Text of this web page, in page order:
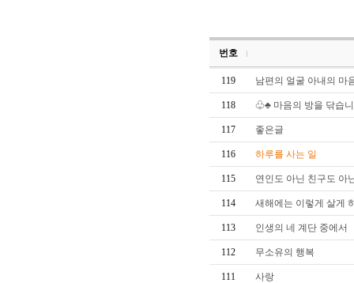
번호
119 남편의 얼굴 아내의 마
118 ♧♣ 마음의 방을 닦습
117 좋은글
116 하루를 사는 일
115 연인도 아닌 친구도 아
114 새해에는 이렇게 살게
113 인생의 네 계단 중에서
112 무소유의 행복
111 사랑